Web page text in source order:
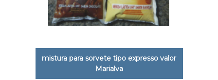
mistura para sorvete tipo expresso valor
Marialva